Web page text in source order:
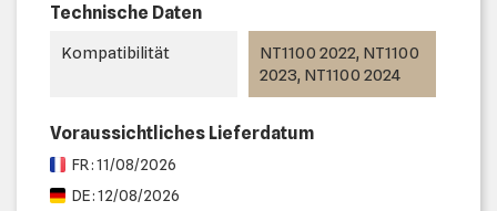
Technische Daten
Kompatibilität
NT1100 2022, NT1100
2023, NT1100 2024
Voraussichtliches Lieferdatum
FR : 11/08/2026
DE : 12/08/2026